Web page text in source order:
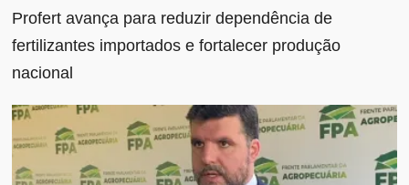
Profert avança para reduzir dependência de
fertilizantes importados e fortalecer produção
nacional